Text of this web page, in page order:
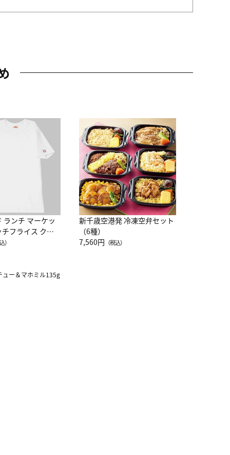
ランチ マーケッ
フライス クル
半袖Ｔシャツ
）
新千歳空港発 冷凍空弁セット
（6種）
7,560円 （税込）
ュー＆マホミル135g